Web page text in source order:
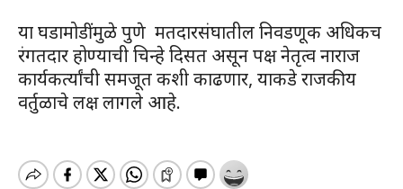
या घडामोडींमुळे पुणे मतदारसंघातील निवडणूक अधिकच
रंगतदार होण्याची चिन्हे दिसत असून पक्ष नेतृत्व नाराज
कार्यकर्त्यांची समजूत कशी काढणार, याकडे राजकीय
वर्तुळाचे लक्ष लागले आहे.